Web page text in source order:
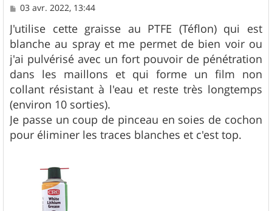
M
s
s
a
g
e
03 avr. 2022, 13:44
J'utilise cette graisse au PTFE (Téflon) qui est
blanche au spray et me permet de bien voir ou
j'ai pulvérisé avec un fort pouvoir de pénétration
dans les maillons et qui forme un film non
collant résistant à l'eau et reste très longtemps
(environ 10 sorties).
Je passe un coup de pinceau en soies de cochon
pour éliminer les traces blanches et c'est top.